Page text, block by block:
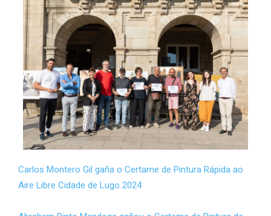
Carlos Montero Gil gaña o Certame de Pintura Rápida ao
Aire Libre Cidade de Lugo 2024